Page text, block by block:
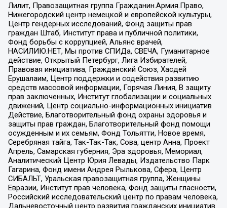
Лилит, Правозащитная группа Гражданин.Армия.Право,
Нижегородский центр немецкой и европейской культуры,
Центр гендерных исследований, Фонд защиты прав
граждан Штаб, Институт права и публичной политики,
Фонд борьбы с коррупцией, Альянс врачей,
НАСИЛИЮ.НЕТ, Мы против СПИДа, СВЕЧА, Гуманитарное
действие, Открытый Петербург, Лига Избирателей,
Правовая инициатива, Гражданский Союз, Хасдей
Ерушалаим, Центр поддержки и содействия развитию
средств массовой информации, Горячая Линия, В защиту
прав заключенных, Институт глобализации и социальных
движений, Центр социально-информационных инициатив
Действие, Благотворительный фонд охраны здоровья и
защиты прав граждан, Благотворительный фонд помощи
осужденным и их семьям, Фонд Тольятти, Новое время,
Серебряная тайга, Так-Так-Так, Сова, центр Анна, Проект
Апрель, Самарская губерния, Эра здоровья, Мемориал,
Аналитический Центр Юрия Левады, Издательство Парк
Гагарина, Фонд имени Андрея Рылькова, Сфера, Центр
СИБАЛЬТ, Уральская правозащитная группа, Женщины
Евразии, Институт прав человека, Фонд защиты гласности,
Российский исследовательский центр по правам человека,
Дальневосточный центр развития гражданских инициатив